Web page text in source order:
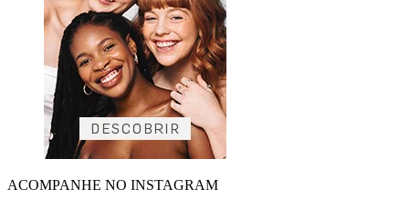
ACOMPANHE NO INSTAGRAM